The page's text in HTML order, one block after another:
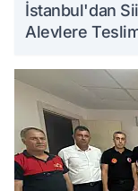
İstanbul'dan
Alevlere